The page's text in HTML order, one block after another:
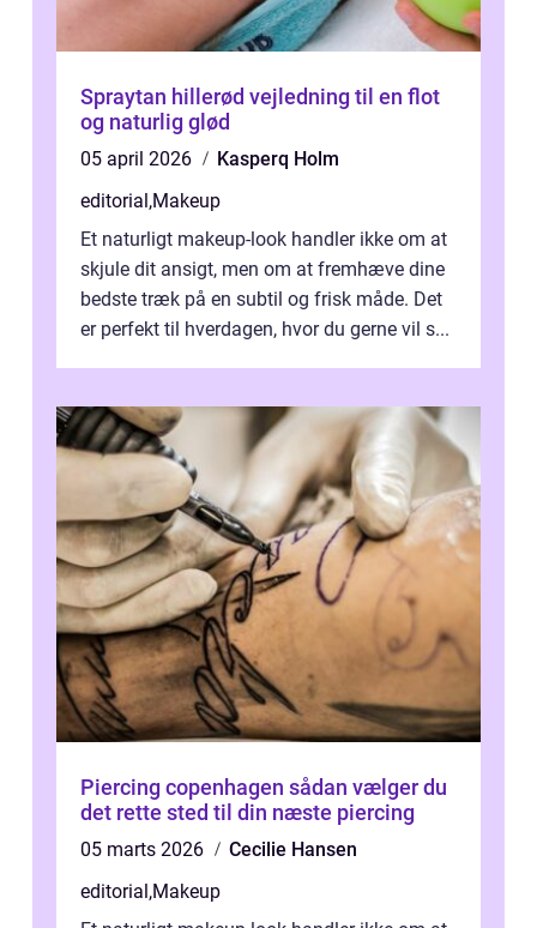
Spraytan hillerød vejledning til en flot
og naturlig glød
05 april 2026
Kasperq Holm
editorial,Makeup
Et naturligt makeup-look handler ikke om at
skjule dit ansigt, men om at fremhæve dine
bedste træk på en subtil og frisk måde. Det
er perfekt til hverdagen, hvor du gerne vil s...
Piercing copenhagen sådan vælger du
det rette sted til din næste piercing
05 marts 2026
Cecilie Hansen
editorial,Makeup